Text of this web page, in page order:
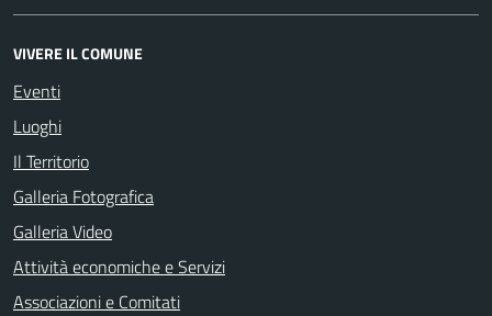
VIVERE IL COMUNE
Eventi
Luoghi
Il Territorio
Galleria Fotografica
Galleria Video
Attività economiche e Servizi
Associazioni e Comitati